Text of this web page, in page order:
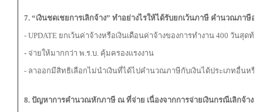
7. “เงินชดเชยการเลิกจ้าง” ทำอย่างไรให้ได้รับยกเว้นภาษี คำนวณภาษีอย่
- UPDATE ยกเว้นค่าจ้างหรือเงินเดือนค่าจ้างของการทำงาน 400 วันสุดท้า
- จ่ายให้มากกว่า พ.ร.บ. คุ้มครองแรงงาน
- ลาออกมีสิทธิเลือกไม่นำเงินที่ได้ไปคำนวณภาษีกับเงินได้ประเภทอื่นหรือ
8. ปัญหาการคำนวณหักภาษี ณ ที่จ่าย เนื่องจากการจ่ายเงินกรณีเลิกจ้าง เ